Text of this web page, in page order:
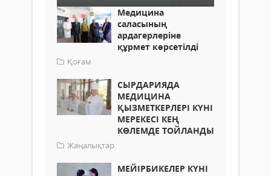
Медицина
саласының
ардагерлеріне
құрмет көрсетілді
Қоғам
СЫРДАРИЯДА
МЕДИЦИНА
ҚЫЗМЕТКЕРЛЕРІ КҮНІ
МЕРЕКЕСІ КЕҢ
КӨЛЕМДЕ ТОЙЛАНДЫ
Жаңалықтар
МЕЙІРБИКЕЛЕР КҮНІ